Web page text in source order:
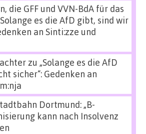
die GFF und VVN-BdA für das
es die AfD gibt, sind wir
an Sinti:zze und
zu „Solange es die AfD
sicher“: Gedenken an
Dortmund: „B-
kann nach Insolvenz